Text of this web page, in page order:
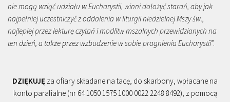
nie mogą wziąć udziału w Eucharystii, winni dołożyć starań, aby jak
najpełniej uczestniczyć z oddalenia w liturgii niedzielnej Mszy św.,
najlepiej przez lekturę czytań i modlitw mszalnych przewidzianych na
ten dzień, a także przez wzbudzenie w sobie pragnienia Eucharystii”.
DZIĘKUJĘ za ofiary składane na tacę, do skarbony, wpłacane na
konto parafialne (nr 64 1050 1575 1000 0022 2248 8492), z pomocą